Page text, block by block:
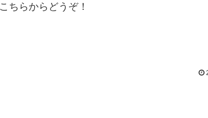
ちらからどうぞ！